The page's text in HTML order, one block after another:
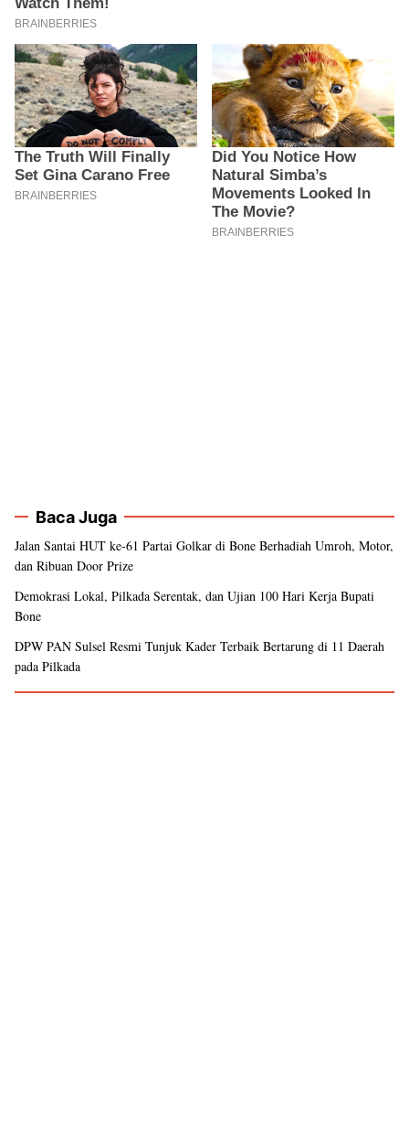
Baca Juga
Jalan Santai HUT ke-61 Partai Golkar di Bone Berhadiah Umroh, Motor,
dan Ribuan Door Prize
Demokrasi Lokal, Pilkada Serentak, dan Ujian 100 Hari Kerja Bupati
Bone
DPW PAN Sulsel Resmi Tunjuk Kader Terbaik Bertarung di 11 Daerah
pada Pilkada